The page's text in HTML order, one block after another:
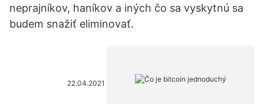
neprajníkov, haníkov a iných čo sa vyskytnú sa
budem snažiť eliminovať.
22.04.2021